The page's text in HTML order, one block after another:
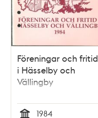
Föreningar och fritid
i Hässelby och
Vällingby
1984